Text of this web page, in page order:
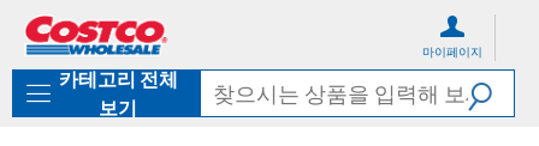
로
가
마이페이지
카테고리 전체
보기